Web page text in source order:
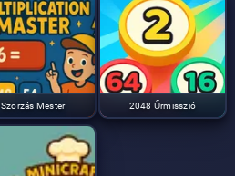
Szorzás Mester 2048 Űrmisszió